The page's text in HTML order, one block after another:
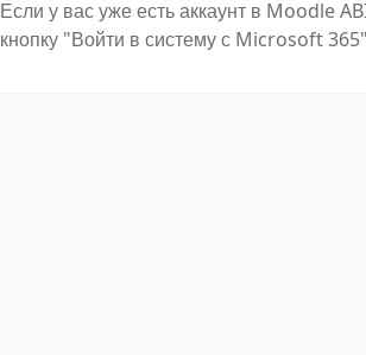
Если у вас уже есть аккаунт в Moodle
кнопку "Войти в систему с Microsoft